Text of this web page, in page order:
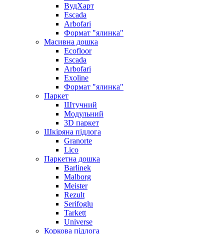
ВудХарт
Escada
Arbofari
Формат "ялинка"
Масивна дошка
Ecofloor
Escada
Arbofari
Exoline
Формат "ялинка"
Паркет
Штучний
Модульний
3D паркет
Шкіряна підлога
Granorte
Lico
Паркетна дошка
Barlinek
Malborg
Meister
Rezult
Serifoglu
Tarkett
Universe
Коркова підлога